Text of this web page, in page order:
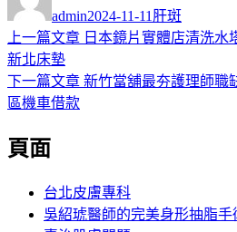
者
admin佈
日
2024-11-11 類
肝斑
文
章
導
覽
上一篇文章 上
篇
日本鏡片實體店清洗水
新北床墊
下一篇文章 下
新竹當舖最夯護理師職
區機車借款
頁面
台北皮膚專科
吳紹琥醫師的完美身形抽脂手